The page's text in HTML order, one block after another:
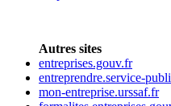
Autres sites
entreprises.gouv.fr
entreprendre.service-
mon-entreprise.urssaf.fr